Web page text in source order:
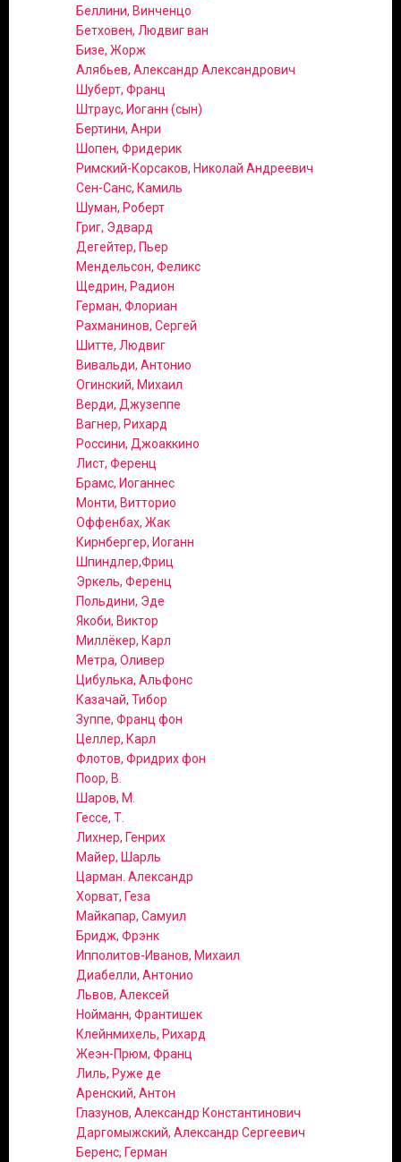
Беллини, Винченцо
Бетховен, Людвиг ван
Бизе, Жорж
Алябьев, Александр Александрович
Шуберт, Франц
Штраус, Иоганн (сын)
Бертини, Анри
Шопен, Фридерик
Римский-Корсаков, Николай Андреевич
Сен-Санс, Камиль
Шуман, Роберт
Григ, Эдвард
Дегейтер, Пьер
Мендельсон, Феликс
Щедрин, Радион
Герман, Флориан
Рахманинов, Сергей
Шитте, Людвиг
Вивальди, Антонио
Огинский, Михаил
Верди, Джузеппе
Вагнер, Рихард
Россини, Джоаккино
Лист, Ференц
Брамс, Иоганнес
Монти, Витторио
Оффенбах, Жак
Кирнбергер, Иоганн
Шпиндлер,Фриц
Эркель, Ференц
Польдини, Эде
Якоби, Виктор
Миллёкер, Карл
Метра, Оливер
Цибулька, Альфонс
Казачай, Тибор
Зуппе, Франц фон
Целлер, Карл
Флотов, Фридрих фон
Поор, В.
Шаров, М.
Гессе, Т.
Лихнер, Генрих
Майер, Шарль
Царман. Александр
Хорват, Геза
Майкапар, Самуил
Бридж, Фрэнк
Ипполитов-Иванов, Михаил
Диабелли, Антонио
Львов, Алексей
Нойманн, Франтишек
Клейнмихель, Рихард
Жеэн-Прюм, Франц
Лиль, Руже де
Аренский, Антон
Глазунов, Александр Константинович
Даргомыжский, Александр Сергеевич
Беренс, Герман